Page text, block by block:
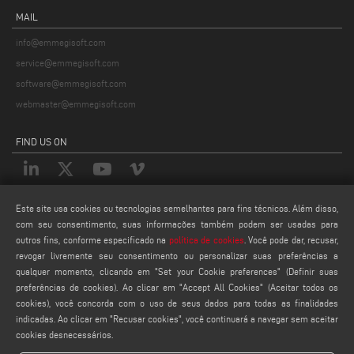
MAIL
info@emmegisoft.com
service@emmegisoft.com
software@emmegisoft.com
webmaster@emmegisoft.com
FIND US ON
LEGALS
PRIVACY POLICY
LEGAL NOTES
COOKIE POLICY
Este site usa cookies ou tecnologias semelhantes para fins técnicos. Além disso,
com seu consentimento, suas informações também podem ser usadas para
outros fins, conforme especificado na política de cookies . Você pode dar, recusar,
revogar livremente seu consentimento ou personalizar suas preferências a
qualquer momento, clicando em "Set your Cookie preferences" (Definir suas
preferências de cookies). Ao clicar em "Accept All Cookies" (Aceitar todos os
cookies), você concorda com o uso de seus dados para todas as finalidades
indicadas. Ao clicar em "Recusar cookies", você continuará a navegar sem aceitar
cookies desnecessários.